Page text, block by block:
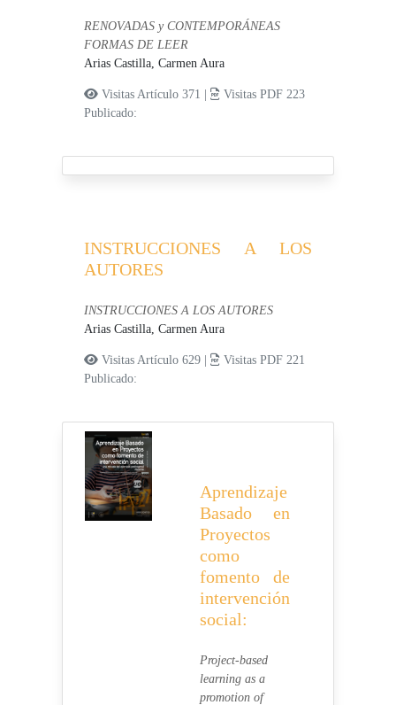
RENOVADAS y CONTEMPORÁNEAS
FORMAS DE LEER
Arias Castilla, Carmen Aura
Visitas Artículo 371 |
Visitas PDF 223
Publicado:
INSTRUCCIONES A LOS
AUTORES
INSTRUCCIONES A LOS AUTORES
Arias Castilla, Carmen Aura
Visitas Artículo 629 |
Visitas PDF 221
Publicado:
Aprendizaje
Basado en
Proyectos
como
fomento de
intervención
social:
Project-based
learning as a
promotion of